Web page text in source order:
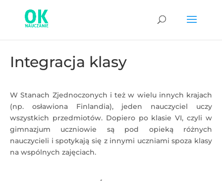
Integracja klasy
W Stanach Zjednoczonych i też w wielu innych krajach
(np. osławiona Finlandia), jeden nauczyciel uczy
wszystkich przedmiotów. Dopiero po klasie VI, czyli w
gimnazjum uczniowie są pod opieką różnych
nauczycieli i spotykają się z innymi uczniami spoza klasy
na wspólnych zajęciach.